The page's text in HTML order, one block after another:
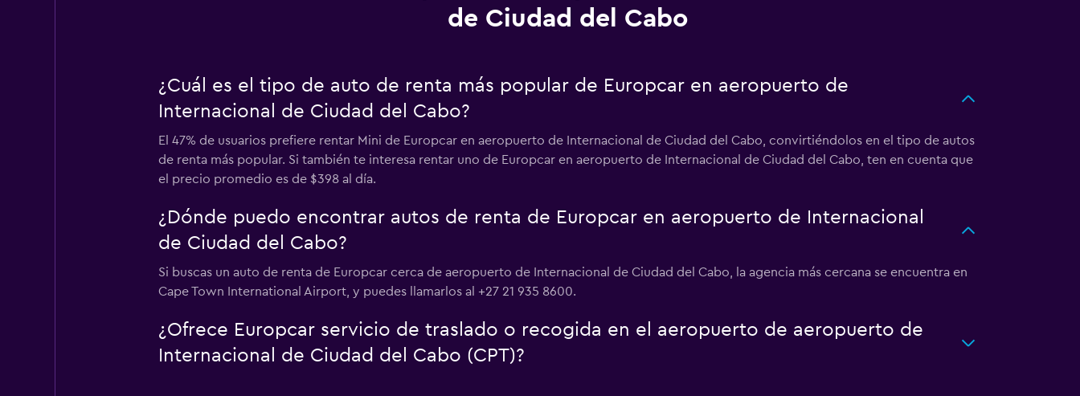
de Ciudad del Cabo
¿Cuál es el tipo de auto de renta más popular de Europcar en aeropuerto de
Internacional de Ciudad del Cabo?
El 47% de usuarios prefiere rentar Mini de Europcar en aeropuerto de Internacional de Ciudad del Cabo, convirtiéndolos en el tipo de autos
de renta más popular. Si también te interesa rentar uno de Europcar en aeropuerto de Internacional de Ciudad del Cabo, ten en cuenta que
el precio promedio es de $398 al día.
¿Dónde puedo encontrar autos de renta de Europcar en aeropuerto de Internacional
de Ciudad del Cabo?
Si buscas un auto de renta de Europcar cerca de aeropuerto de Internacional de Ciudad del Cabo, la agencia más cercana se encuentra en
Cape Town International Airport, y puedes llamarlos al +27 21 935 8600.
¿Ofrece Europcar servicio de traslado o recogida en el aeropuerto de aeropuerto de
Internacional de Ciudad del Cabo (CPT)?